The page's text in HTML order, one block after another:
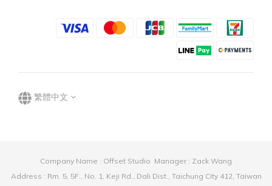
繁體中文
Company Name : Offset Studio Manager : Zack Wang
Address : Rm. 5, 5F., No. 1, Keji Rd., Dali Dist., Taichung City 412, Taiwan